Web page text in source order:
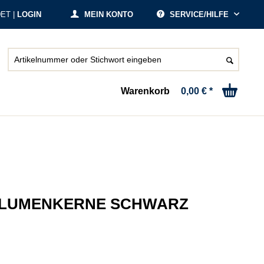
SERVICE/HILFE
MEIN KONTO
| LOGIN
Warenkorb 0,00 € *
SCHWARZ